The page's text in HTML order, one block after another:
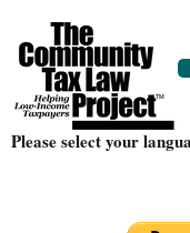
Please select your